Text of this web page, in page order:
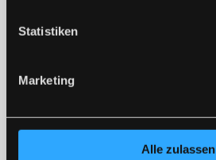
Statistiken
Marketing
Alle zulassen
Eppe Arens, Norden